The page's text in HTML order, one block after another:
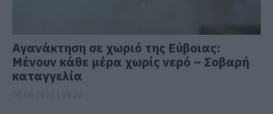
Αγανάκτηση σε χωριό της Εύβοιας:
Μένουν κάθε μέρα χωρίς νερό – Σοβαρή
καταγγελία